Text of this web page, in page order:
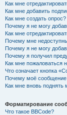
Как мне
Как мне добавить
Как мне создать опрос?
Почему я не могу
Как мне
Почему мне
Почему я не могу
Почему я получил
Как мне пожаловаться
Что означает кнопка
Почему моё сообщение
Как мне вновь поднять
Форматирование
Что такое BBCode?